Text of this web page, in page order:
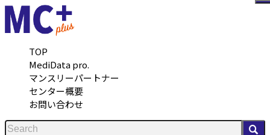
TOP
MediData pro.
マンスリーパートナー
センター概要
お問い合わせ
メ